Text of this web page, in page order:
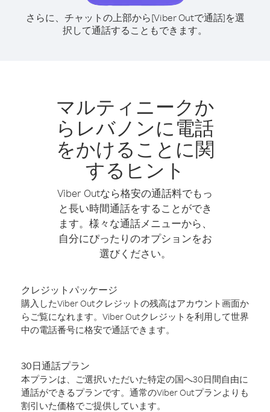
さらに、チャットの上部から[Viber Outで通話]を選
択して通話することもできます。
マルティニークか
らレバノンに電話
をかけることに関
するヒント
Viber Outなら格安の通話料でもっ
と長い時間通話をすることができ
ます。様々な通話メニューから、
自分にぴったりのオプションをお
選びください。
クレジットパッケージ
購入したViber Outクレジットの残高はアカウント画面か
らご覧になれます。Viber Outクレジットを利用して世界
中の電話番号に格安で通話できます。
30日通話プラン
本プランは、ご選択いただいた特定の国へ30日間自由に
通話ができるプランです。通常のViber Outプランよりも
割引いた価格でご提供しています。